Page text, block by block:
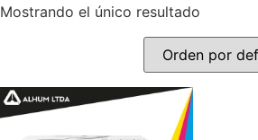
Mostrando el único resultado